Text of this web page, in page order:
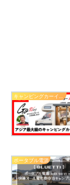
キャンピングカーイベント
ポータブル電源